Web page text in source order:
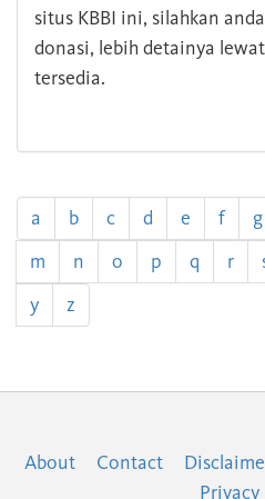
situs KBBI ini, silahkan
donasi, lebih detainya
tersedia.
a b c d e f g
m
n o p q r
y
z
About Contact